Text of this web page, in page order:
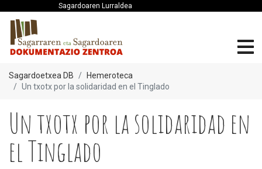
Sagardoaren Lurraldea
Sagardoetxea DB
Hemeroteca
Un txotx por la solidaridad en el Tinglado
Un txotx por la solidaridad en
el Tinglado